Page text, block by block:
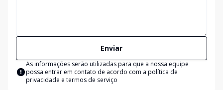
Enviar
As informações serão utilizadas para que a nossa equipe
possa entrar em contato de acordo com a política de
privacidade e termos de serviço